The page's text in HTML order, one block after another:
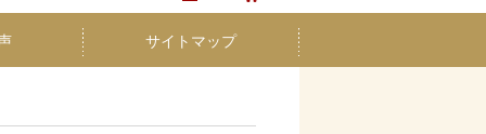
サイトマップ